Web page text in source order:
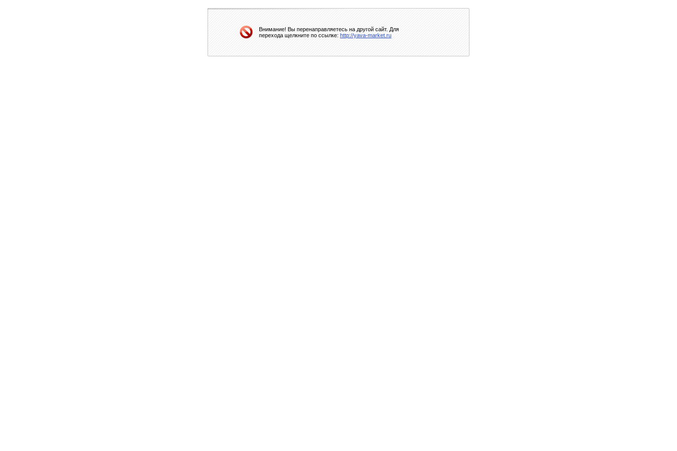
Внимание! Вы перенаправляетесь на другой сайт. Для
перехода щелкните по ссылке: http://yava-market.ru